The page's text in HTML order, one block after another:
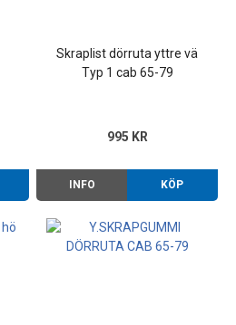
Skraplist dörruta yttre vä
Typ 1 cab 65-79
995 KR
INFO KÖP